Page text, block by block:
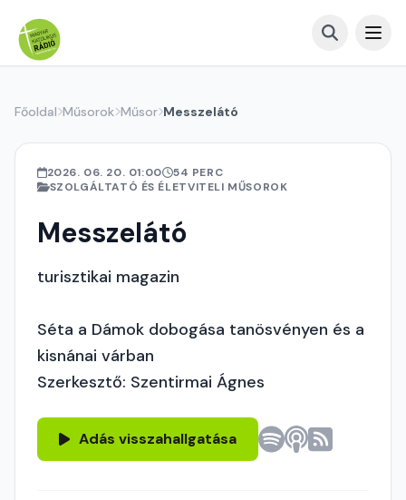
Főoldal Műsorok Műsor Messzelátó
2026. 06. 20. 01:00
54 PERC
SZOLGÁLTATÓ ÉS ÉLETVITELI MŰSOROK
Messzelátó
turisztikai magazin
Séta a Dámok dobogása tanösvényen és a
kisnánai várban
Szerkesztő: Szentirmai Ágnes
Adás visszahallgatása